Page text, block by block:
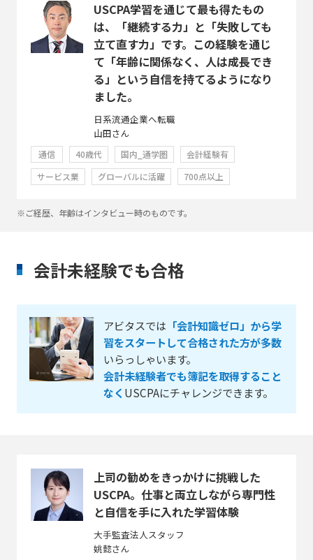
USCPA学習を通じて最も得たもの
は、「継続する力」と「失敗しても
立て直す力」です。この経験を通じ
て「年齢に関係なく、人は成長でき
る」という自信を持てるようになり
ました。
日系流通企業へ転職
山田さん
通信 40歳代 国内_通学圏
会計経験有
サービス業
グローバルに活躍 700点以上
※ご経歴、年齢はインタビュー時のものです。
会計未経験でも合格
アビタスでは 「会計知識ゼロ」から学
習をスタートして合格された方が多数
いらっしゃいます。
会計未経験者でも簿記を取得すること
なく USCPAにチャレンジできます。
上司の勧めをきっかけに挑戦した
USCPA。仕事と両立しながら専門性
と自信を手に入れた学習体験
大手監査法人スタッフ
姚懿さん